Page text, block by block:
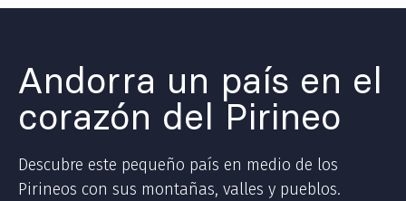
Andorra un país en el
corazón del Pirineo
Descubre este pequeño país en medio de los
Pirineos con sus montañas, valles y pueblos.